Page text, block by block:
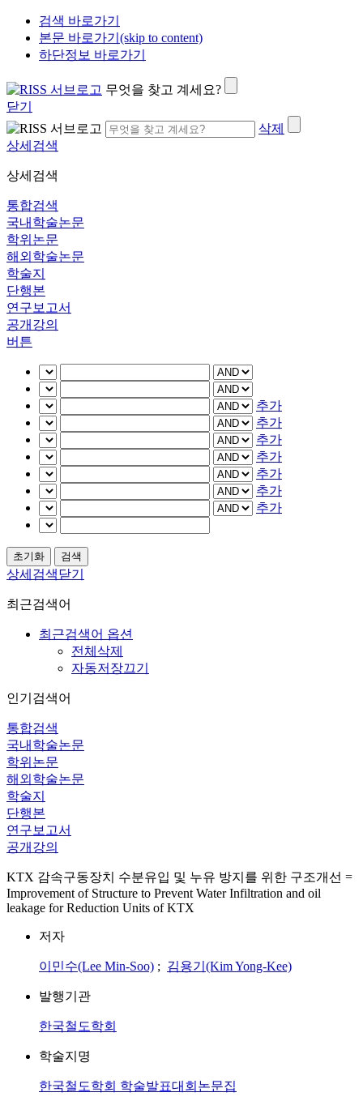
검색 바로가기
본문 바로가기(skip to content)
하단정보 바로가기
무엇을 찾고 계세요?
닫기
삭제
상세검색
상세검색
통합검색
국내학술논문
학위논문
해외학술논문
학술지
단행본
연구보고서
공개강의
버튼
추가
추가
추가
추가
추가
추가
추가
상세검색닫기
최근검색어
최근검색어 옵션
전체삭제
자동저장끄기
인기검색어
통합검색
국내학술논문
학위논문
해외학술논문
학술지
단행본
연구보고서
공개강의
KTX 감속구동장치 수분유입 및 누유 방지를 위한 구조개선 =
Improvement of Structure to Prevent Water Infiltration and oil
leakage for Reduction Units of KTX
저자
이민수(Lee Min-Soo) ; 김용기(Kim Yong-Kee)
발행기관
한국철도학회
학술지명
한국철도학회 학술발표대회논문집